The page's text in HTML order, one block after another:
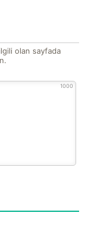
olan sayfada
1000